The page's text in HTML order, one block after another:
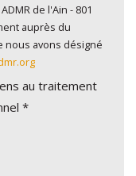
de l'Ain - 801
auprès du
nous avons désigné
au traitement
*